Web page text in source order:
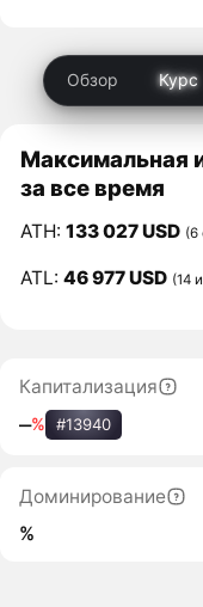
Обзор Курс
Максимальная
за все время
ATH:133 027 USD (6
ATL:46 977 USD (14
Капитализация
‒% #13940
Доминирование
%